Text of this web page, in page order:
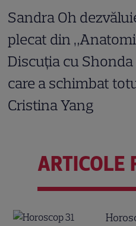
Sandra Oh
plecat din
Discuția cu
care a schimbat
Cristina Yang
ARTICOLE